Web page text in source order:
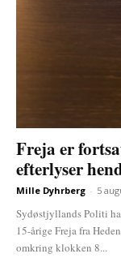
Freja er
efterlyser
Mille Dyhrberg - 5
Sydøstjyllands Politi
15-årige Freja fra
omkring klokken 8...